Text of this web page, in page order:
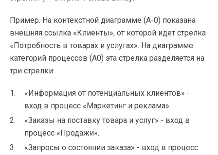
Пример. На контекстной диаграмме (А-0) показана
внешняя ссылка «Клиенты», от которой идет стрелка
«Потребность в товарах и услугах». На диаграмме
категорий процессов (А0) эта стрелка разделяется на
три стрелки:
«Информация от потенциальных клиентов» -
вход в процесс «Маркетинг и реклама».
«Заказы на поставку товара и услуг» - вход в
процесс «Продажи».
«Запросы о состоянии заказа» - вход в процесс